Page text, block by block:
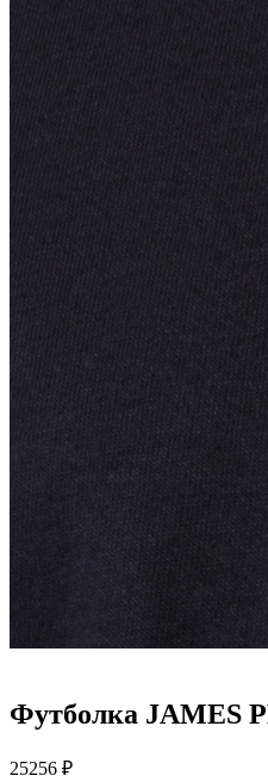
Футболка JAMES
25256 ₽